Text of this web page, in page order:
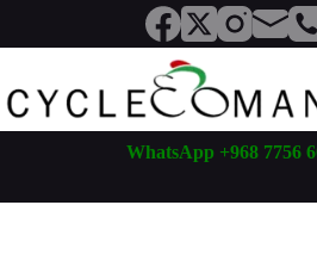
content
WhatsApp +968 7756